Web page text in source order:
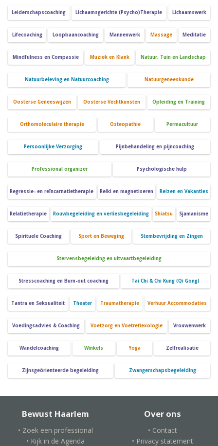
Leiderschapscoaching Lichaamsgerichte (Psycho)Therapie Lichaamswerk
Lifecoaching Loopbaancoaching Mannenwerk Massage Meditatie
Mindfulness en Compassie Muziek en Klank Natuur, Tuin en Landschap
Natuurbeleving en Natuurcoaching Natuurgeneeskunde
Oosterse Geneeswijzen Oosterse Vechtkunsten Opleiding en Training
Orthomoleculaire therapie Osteopathie Permacultuur
Persoonlijke Verzorging Pijnbehandeling en pijncoaching
Professional organizer Psychologische hulp
Regressie- en reïncarnatietherapie Reiki en magnetiseren Reizen en Vakanties
Relatietherapie Rouwbegeleiding en verliesbegeleiding Shiatsu Sjamanisme
Spirituele Coaching Sport en Beweging Stembevrijding en Zingen
Stervensbegeleidng en uitvaartbegeleiding
Stresscoaching en Burn-out coaching Tai Chi & Chi Kung (Qi Gong)
Tantra en Seksualiteit Theater Traumatherapie Verhuur Accommodaties
Voedingsadvies & Coaching Voetzorg en Voetreflexologie Vrouwenwerk
Wandelcoaching Winkels Yoga Zelfrealisatie
Zijnsgeörienteerde begeleiding Zwangerschapsbegeleiding
Bewust Haarlem
• Zoek een professional
• Kijk in de Agenda
Over ons
• Contact
• Privacy statement